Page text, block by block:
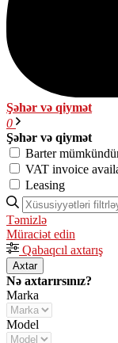
Şəhər və qiymət
0
Şəhər və qiymət
Barter
VAT invoice
Leasing
Təmizlə
Müraciət edin
Qabaqcıl axtarış
Axtar
Nə axtarırsınız?
Marka
Model